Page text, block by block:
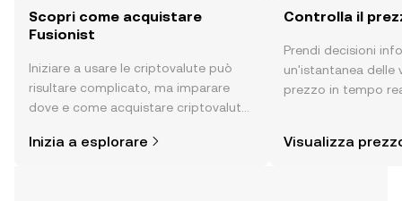
Scopri come acquistare
Fusionist
Iniziare a usare le criptovalute può
risultare complicato, ma imparare
dove e come acquistare criptovalute
pensare. Inizia il tuo viaggio sull'app
Inizia a esplorare
Controlla il
Prendi decisioni
un'istantanea delle
prezzo in tempo
Visualizza